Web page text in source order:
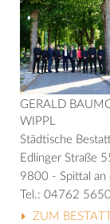
GERALD
WIPPL
Städtische
Edlinger Straße
9800 - Spittal an
Tel.: 04762
ZUM